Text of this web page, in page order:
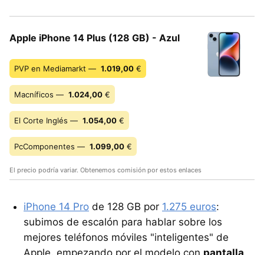
Apple iPhone 14 Plus (128 GB) - Azul
PVP en Mediamarkt — 1.019,00 €
Macníficos — 1.024,00 €
El Corte Inglés — 1.054,00 €
PcComponentes — 1.099,00 €
El precio podría variar. Obtenemos comisión por estos enlaces
iPhone 14 Pro de 128 GB por 1.275 euros:
subimos de escalón para hablar sobre los
mejores teléfonos móviles "inteligentes" de